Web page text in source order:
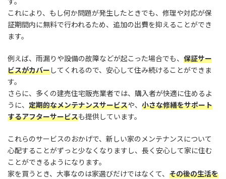
これにより、もし何か問題が発生したときでも、修理や対応が保
証期間内に無料で行われるため、追加の出費を抑えることができ
ます。
例えば、雨漏りや設備の故障などが起こった場合でも、 保証サー
ビスがカバーしてくれるので、安心して住み続けることができま
す。
さらに、多くの建売住宅販売業者では、購入者が快適に住めるよ
うに、 定期的なメンテナンスサービスや、 小さな修繕をサポート
するアフターサービスも提供しています。
これらのサービスのおかげで、新しい家のメンテナンスについて
心配することがずっと少なくなりますし、長く安心して家に住む
ことができるようになります。
家を買うとき、大事なのは家選びだけではなくて、 その後の生活を